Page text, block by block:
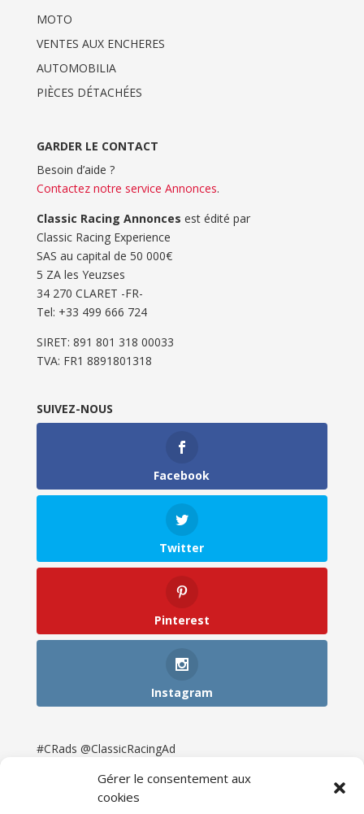
Gérer le consentement aux
cookies
MOTO
VENTES AUX ENCHERES
AUTOMOBILIA
PIÈCES DÉTACHÉES
GARDER LE CONTACT
Besoin d’aide ?
Contactez notre service Annonces.
Classic Racing Annonces est édité par
Classic Racing Experience
SAS au capital de 50 000€
5 ZA les Yeuzses
34 270 CLARET -FR-
Tel: ‭+33 499 666 724‬
SIRET: 891 801 318 00033
TVA: FR1 8891801318
SUIVEZ-NOUS
Facebook
Twitter
Pinterest
Instagram
#CRads @ClassicRacingAd